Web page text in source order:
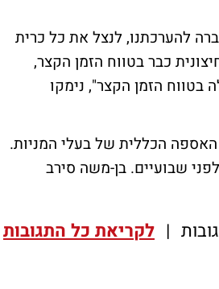
להערכתנו, לנצל את כל כרית
כבר בטווח הזמן הקצר,
הזמן הקצר", נימקו
הכללית של בעלי המניות.
שהוגשה לפני שבועיים. בן-משה סירב
| לקריאת כל התגובות